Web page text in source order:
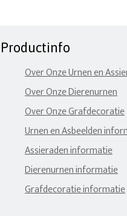
Productinfo
Over Onze Urnen en
Over Onze Dierenurnen
Over Onze Grafdecoratie
Urnen en Asbeelden
Assieraden informatie
Dierenurnen informatie
Grafdecoratie informatie